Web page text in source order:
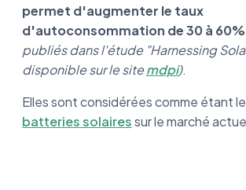
permet d'augmenter le taux
d'autoconsommation de 30 à 60%
publiés dans l'étude "Harnessing
disponible sur le sitemdpi).
Elles sont considérées comme étant
batteries solairessur le marché